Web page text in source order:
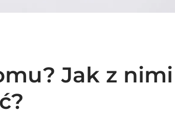
Jak z nimi